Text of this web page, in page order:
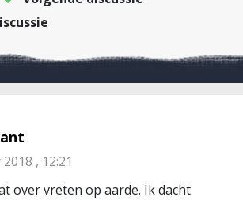
, 12:21
over vreten op aarde. Ik dacht